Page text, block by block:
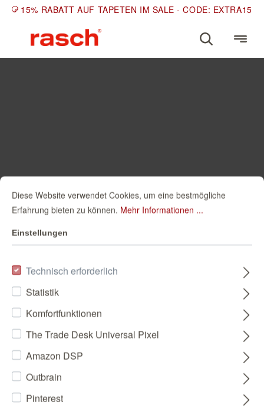
15% RABATT AUF TAPETEN IM SALE - CODE: EXTRA15
Diese Website verwendet Cookies, um eine bestmögliche
Erfahrung bieten zu können. Mehr Informationen ...
Einstellungen
Technisch erforderlich
Statistik
Komfortfunktionen
The Trade Desk Universal Pixel
Amazon DSP
Outbrain
Pinterest